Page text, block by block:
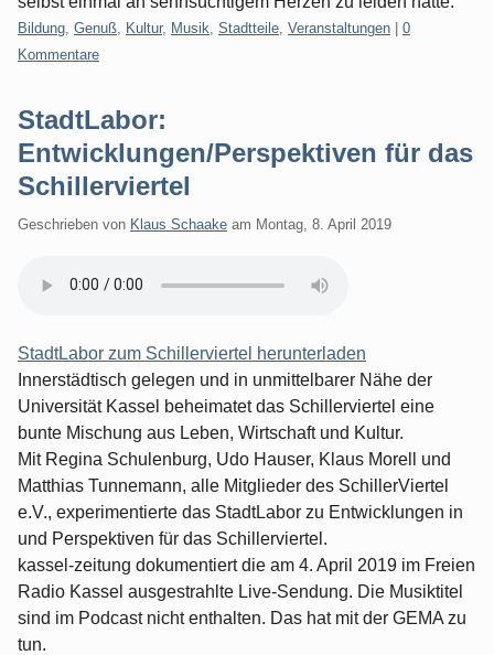
Kategorien:
Bildung Genuß Kultur, Musik Stadtteile Veranstaltungen | 0
Kommentare
StadtLabor:
Entwicklungen/Perspektiven für das
Schillerviertel
Geschrieben von Klaus Schaake am Montag, 8. April 2019
StadtLabor zum Schillerviertel herunterladen
Innerstädtisch gelegen und in unmittelbarer Nähe der
Universität Kassel beheimatet das Schillerviertel eine
bunte Mischung aus Leben, Wirtschaft und Kultur.
Mit Regina Schulenburg, Udo Hauser, Klaus Morell und
Matthias Tunnemann, alle Mitglieder des SchillerViertel
e.V., experimentierte das StadtLabor zu Entwicklungen in
und Perspektiven für das Schillerviertel.
kassel-zeitung dokumentiert die am 4. April 2019 im Freien
Radio Kassel ausgestrahlte Live-Sendung. Die Musiktitel
sind im Podcast nicht enthalten. Das hat mit der GEMA zu
tun.